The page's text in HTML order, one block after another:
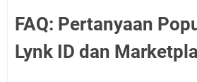
FAQ: Pertanyaan
Lynk ID dan